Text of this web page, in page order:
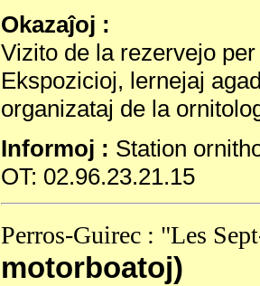
Okazaĵoj :
Vizito de la rezervejo
Ekspozicioj, lernejaj
organizataj de la
Informoj : Station
OT: 02.96.23.21.15
Perros-Guirec : "Les
motorboatoj)